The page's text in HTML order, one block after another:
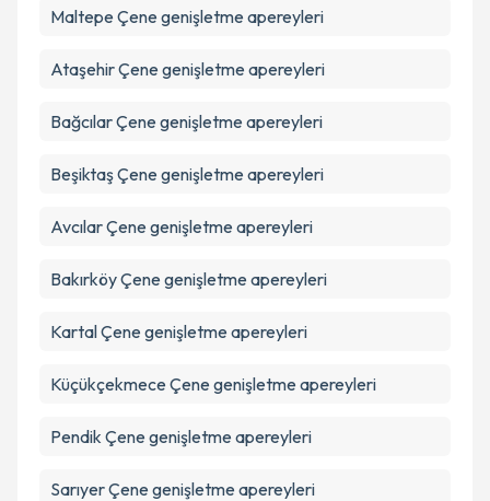
Takvim Talebini Gönder
Maltepe Çene genişletme apereyleri
AtaşehirÇene genişletme apereyleri
BağcılarÇene genişletme apereyleri
BeşiktaşÇene genişletme apereyleri
AvcılarÇene genişletme apereyleri
BakırköyÇene genişletme apereyleri
KartalÇene genişletme apereyleri
Küçükçekmece Çene genişletme apereyleri
Pendik Çene genişletme apereyleri
SarıyerÇene genişletme apereyleri